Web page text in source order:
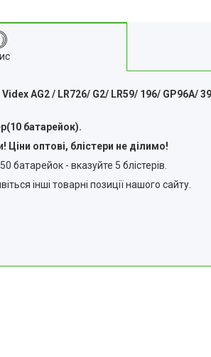
AG2 / LR726/ G2/ LR59/ 196/ GP96A/
батарейок).
оптові, блістери не ділимо!
батарейок - вказуйте 5 блістерів.
інші товарні позиції нашого сайту.